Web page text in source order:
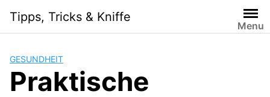
content
Tipps, Tricks & Kniffe
Menu
GESUNDHEIT
Praktische